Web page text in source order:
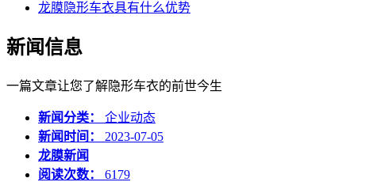
龙膜隐形车衣具有什么优势
新闻信息
一篇文章让您了解隐形车衣的前世今生
新闻分类： 企业动态
新闻时间： 2023-07-05
龙膜新闻
阅读次数： 6179